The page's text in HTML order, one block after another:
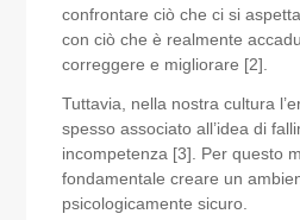
confrontare ciò che ci si
con ciò che è realmente
correggere e migliorare [2].
Tuttavia, nella nostra cultura
spesso associato all’idea di
incompetenza [3]. Per questo
fondamentale creare un
psicologicamente sicuro.